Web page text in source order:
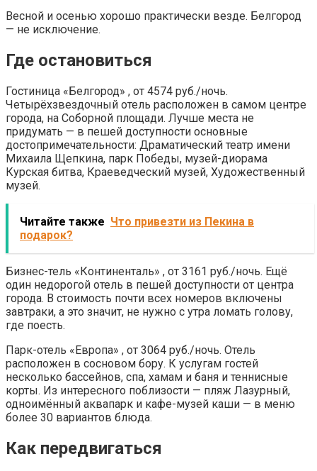
Весной и осенью хорошо практически везде. Белгород
— не исключение.
Где остановиться
Гостиница «Белгород» , от 4574 руб./ночь.
Четырёхзвездочный отель расположен в самом центре
города, на Соборной площади. Лучше места не
придумать — в пешей доступности основные
достопримечательности: Драматический театр имени
Михаила Щепкина, парк Победы, музей-диорама
Курская битва, Краеведческий музей, Художественный
музей.
Читайте также Что привезти из Пекина в
подарок?
Бизнес-тель «Континенталь» , от 3161 руб./ночь. Ещё
один недорогой отель в пешей доступности от центра
города. В стоимость почти всех номеров включены
завтраки, а это значит, не нужно с утра ломать голову,
где поесть.
Парк-отель «Европа» , от 3064 руб./ночь. Отель
расположен в сосновом бору. К услугам гостей
несколько бассейнов, спа, хамам и баня и теннисные
корты. Из интересного поблизости — пляж Лазурный,
одноимённый аквапарк и кафе-музей каши — в меню
более 30 вариантов блюда.
Как передвигаться